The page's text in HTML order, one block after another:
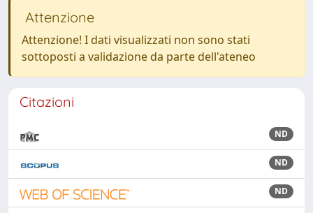
Attenzione
Attenzione! I dati visualizzati non sono stati
sottoposti a validazione da parte dell'ateneo
Citazioni
ND
ND
ND